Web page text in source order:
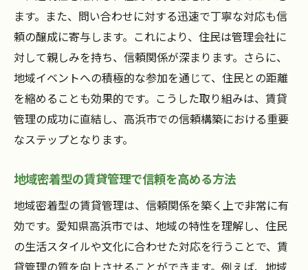
ます。また、問い合わせに対する迅速で丁寧な対応も信
頼の醸成に寄与します。これにより、住民は管理会社に
対して親しみを持ち、信頼関係が深まります。さらに、
地域イベントへの積極的な参加を通じて、住民との距離
を縮めることも効果的です。こうした取り組みは、賃貸
管理の成功に直結し、高浜市での信頼構築における重要
なステップとなります。
地域密着型の賃貸管理で信頼を高める方法
地域密着型の賃貸管理は、信頼関係を築く上で非常に有
効です。愛知県高浜市では、地域の特性を理解し、住民
の生活スタイルや文化に合わせた対応を行うことで、賃
貸管理の質を向上させることができます。例えば、地域